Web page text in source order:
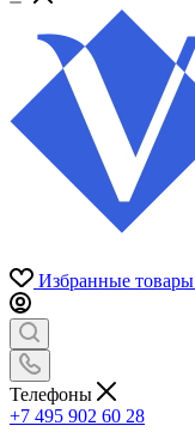
Избранные товары
Телефоны
+7 495 902 60 28